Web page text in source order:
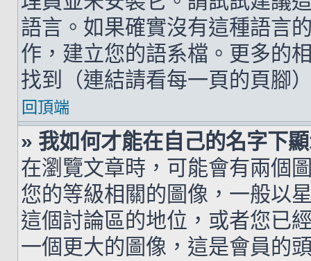
語言。如果確實沒有這種語言
作，建立您的語系檔。更多的
找到（連結請看每一頁的頁腳
回頂端
» 我如何才能在自己的名字下
在瀏覽文章時，可能會有兩個
您的等級相關的圖像，一般以
這個討論區的地位，或者您已
一個更大的圖像，這是會員的